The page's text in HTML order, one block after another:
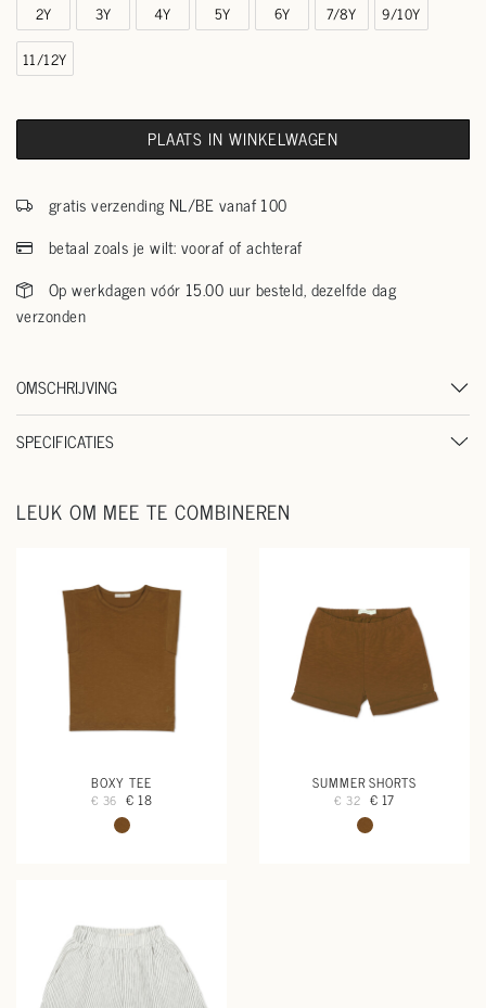
2Y 3Y 4Y 5Y 6Y 7/8Y
9/10Y
11/12Y
PLAATS IN WINKELWAGEN
gratis verzending NL/BE vanaf 100
betaal zoals je wilt: vooraf of achteraf
Op werkdagen vóór 15.00 uur besteld, dezelfde dag
verzonden
OMSCHRIJVING
SPECIFICATIES
LEUK OM MEE TE COMBINEREN
BOXY TEE
€ 36 € 18
SUMMER SHORTS
€ 32 € 17